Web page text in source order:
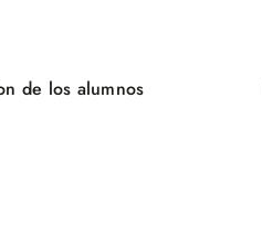
de los alumnos